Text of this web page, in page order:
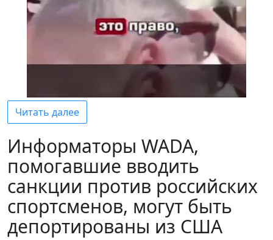
Читать далее
Информаторы WADA,
помогавшие вводить
санкции против российских
спортсменов, могут быть
депортированы из США